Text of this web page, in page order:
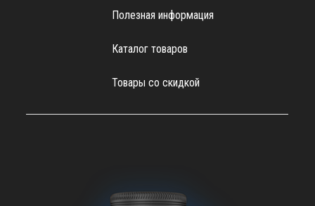
Полезная информация
Каталог товаров
Товары со скидкой